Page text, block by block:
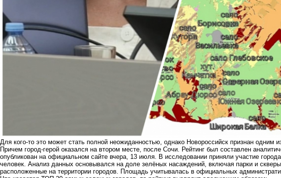
Для кого-то это может стать полной неожиданностью, однако Новороссийск признан одним
Причем город-герой оказался на втором месте, после Сочи. Рейтинг был составлен
опубликован на официальном сайте вчера, 13 июля. В исследовании приняли участие
человек. Анализ данных основывался на доле зелёных насаждений, включая парки и
расположенные на территории городов. Площадь учитывалась в официальных